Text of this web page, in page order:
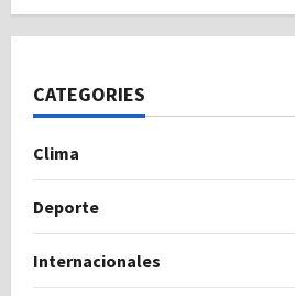
CATEGORIES
Clima
Deporte
Internacionales